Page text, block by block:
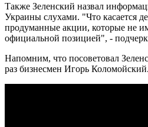
Также Зеленский назвал
Украины слухами. "Что касается
продуманные акции, которые не
официальной позицией", -
Напомним, что посоветовал
раз бизнесмен Игорь Коломойский.